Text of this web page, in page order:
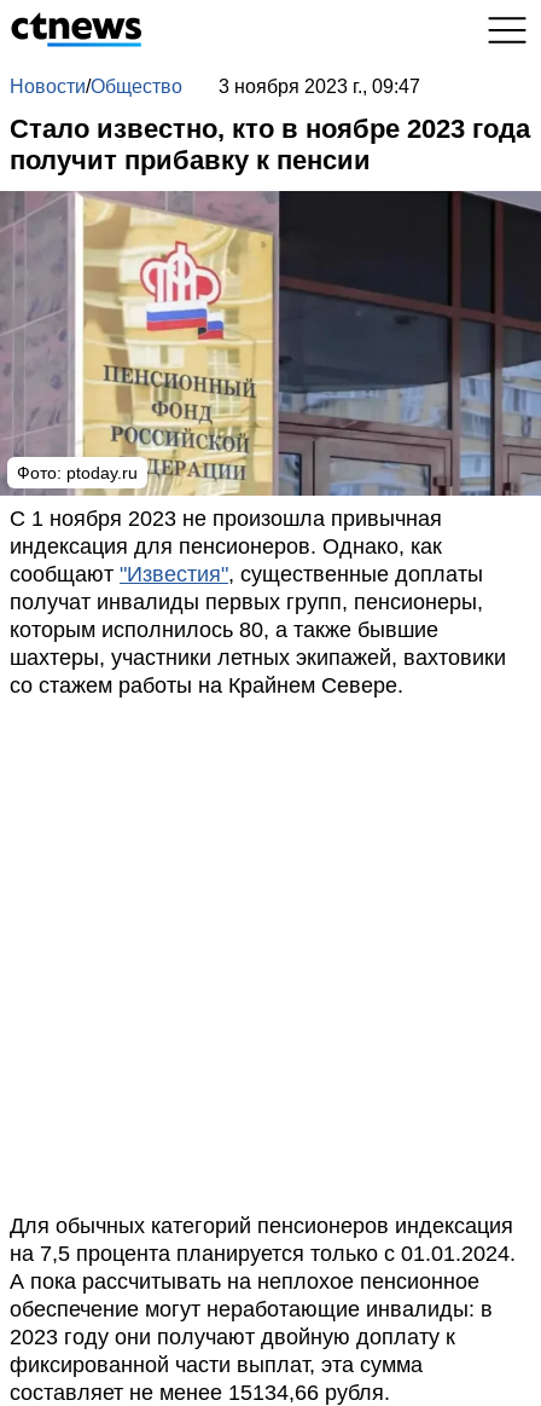
Новости/Общество 3 ноября 2023 г., 09:47
Стало известно, кто в ноябре 2023 года
получит прибавку к пенсии
Фото: ptoday.ru
С 1 ноября 2023 не произошла привычная
индексация для пенсионеров. Однако, как
сообщают "Известия", существенные доплаты
получат инвалиды первых групп, пенсионеры,
которым исполнилось 80, а также бывшие
шахтеры, участники летных экипажей, вахтовики
со стажем работы на Крайнем Севере.
Для обычных категорий пенсионеров индексация
на 7,5 процента планируется только с 01.01.2024.
А пока рассчитывать на неплохое пенсионное
обеспечение могут неработающие инвалиды: в
2023 году они получают двойную доплату к
фиксированной части выплат, эта сумма
составляет не менее 15134,66 рубля.